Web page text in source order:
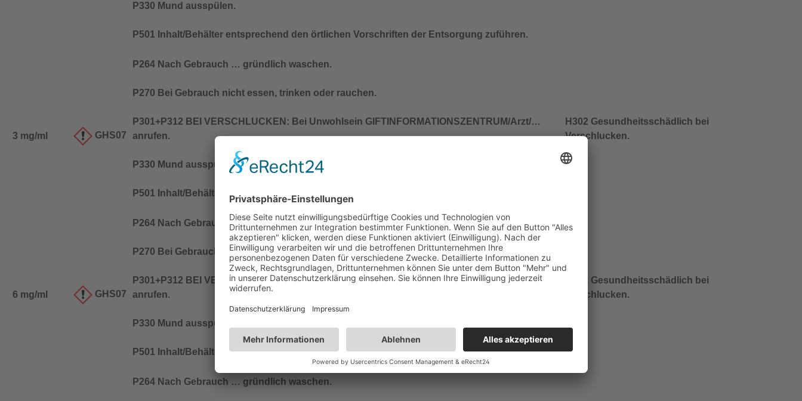
P330 Mund ausspülen.
P501 Inhalt/Behälter entsprechend den örtlichen Vorschriften der Entsorgung zuführen.
3 mg/ml GHS07
P264 Nach Gebrauch … gründlich waschen.
P270 Bei Gebrauch nicht essen, trinken oder rauchen.
P301+P312 BEI VERSCHLUCKEN: Bei Unwohlsein GIFTINFORMATIONSZENTRUM/Arzt/…
anrufen.
P330 Mund ausspülen.
P501 Inhalt/Behälter entsprechend den örtlichen Vorschriften der Entsorgung zuführen.
H302 Gesundheitsschädlich bei
Verschlucken.
6 mg/ml GHS07
P264 Nach Gebrauch … gründlich waschen.
P270 Bei Gebrauch nicht essen, trinken oder rauchen.
P301+P312 BEI VERSCHLUCKEN: Bei Unwohlsein GIFTINFORMATIONSZENTRUM/Arzt/…
anrufen.
P330 Mund ausspülen.
P501 Inhalt/Behälter entsprechend den örtlichen Vorschriften der Entsorgung zuführen.
H302 Gesundheitsschädlich bei
Verschlucken.
P264 Nach Gebrauch … gründlich waschen.